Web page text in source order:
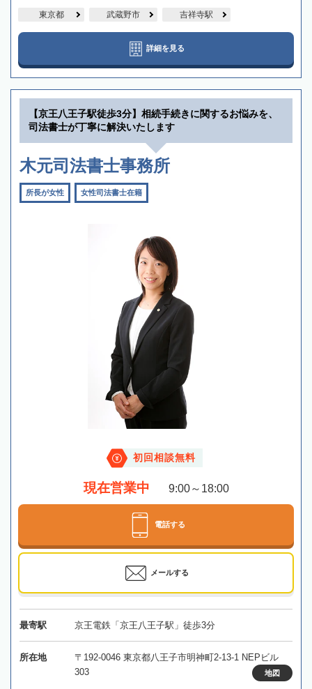
東京都 武蔵野市 吉祥寺駅
詳細を見る
【京王八王子駅徒歩3分】相続手続きに関するお悩みを、
司法書士が丁寧に解決いたします
木元司法書士事務所
所長が女性 女性司法書士在籍
初回相談無料
現在営業中 9:00～18:00
電話する
メールする
最寄駅 京王電鉄「京王八王子駅」徒歩3分
所在地
〒192-0046 東京都八王子市明神町2-13-1 NEPビル
303
地図